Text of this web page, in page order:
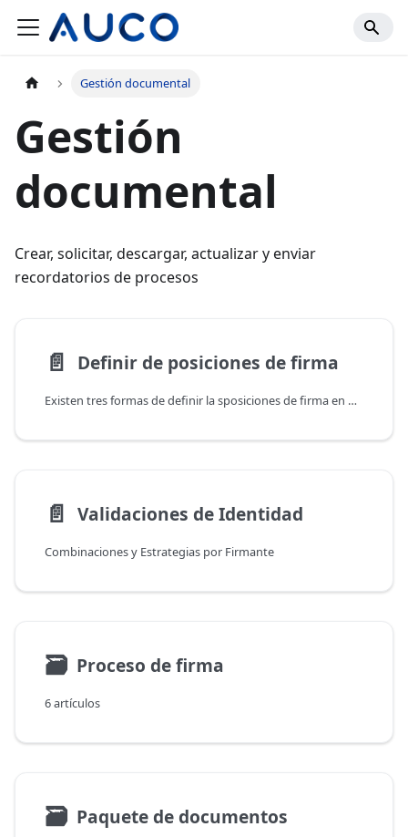
Gestión documental
Gestión
documental
Crear, solicitar, descargar, actualizar y enviar
recordatorios de procesos
📄️ Definir de posiciones de firma
Existen tres formas de definir la sposiciones de firma en Auco, puedes escoger la que mas se acomode a tus necesidades y facilidades.
📄️ Validaciones de Identidad
Combinaciones y Estrategias por Firmante
🗃 Proceso de firma
6 artículos
🗃 Paquete de documentos